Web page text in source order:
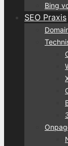
Bing
SEO Praxis